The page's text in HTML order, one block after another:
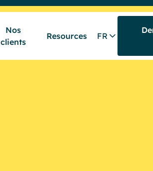
Nos
clients
Resources FR